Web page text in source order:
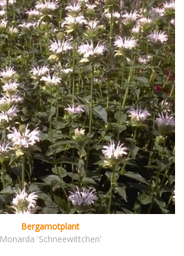
Bergamotplant
Monarda 'Schneewittchen'